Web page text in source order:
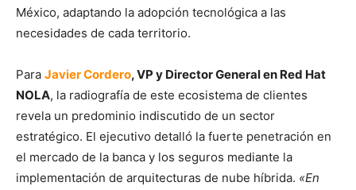
México, adaptando la adopción tecnológica a las
necesidades de cada territorio.
Para Javier Cordero, VP y Director General en Red Hat
NOLA, la radiografía de este ecosistema de clientes
revela un predominio indiscutido de un sector
estratégico. El ejecutivo detalló la fuerte penetración en
el mercado de la banca y los seguros mediante la
implementación de arquitecturas de nube híbrida. «En